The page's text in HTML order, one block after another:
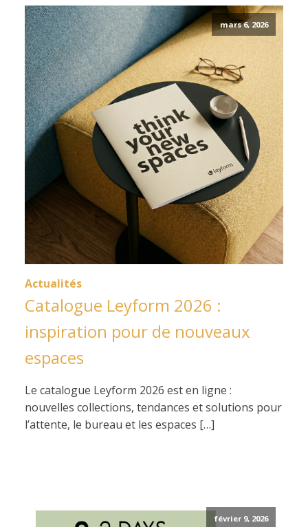
mars 6, 2026
Actualités
Catalogue Leyform 2026 :
inspiration pour de nouveaux
espaces
Le catalogue Leyform 2026 est en ligne :
nouvelles collections, tendances et solutions pour
l’attente, le bureau et les espaces […]
février 9, 2026